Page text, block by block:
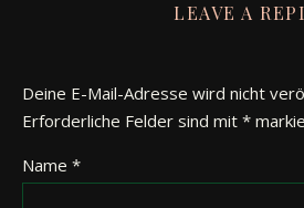
LEAVE A
Deine E-Mail-Adresse wird nicht
Erforderliche Felder sind mit *
Name *